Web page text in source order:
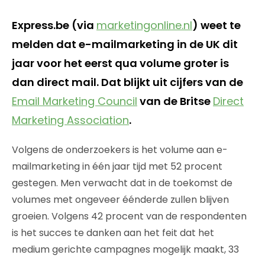
Express.be (via marketingonline.nl) weet te
melden dat e-mailmarketing in de UK dit
jaar voor het eerst qua volume groter is
dan direct mail. Dat blijkt uit cijfers van de
Email Marketing Council van de Britse Direct
Marketing Association.
Volgens de onderzoekers is het volume aan e-
mailmarketing in één jaar tijd met 52 procent
gestegen. Men verwacht dat in de toekomst de
volumes met ongeveer éénderde zullen blijven
groeien. Volgens 42 procent van de respondenten
is het succes te danken aan het feit dat het
medium gerichte campagnes mogelijk maakt, 33